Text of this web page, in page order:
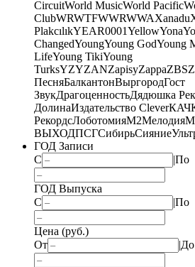
CircuitWorld MusicWorld Pacific
ClubWRWTFWWRWWAXanadu
PlakcılıkYEAR0001YellowYona
ChangedYoungYoung GodYoung
LifeYoung TikiYoung
TurksYZYZANZapisyZappaZBS
ПесняБалкантонВыргородГост
ЗвукДрагоценностьДядюшка
ДолинаИздательство CleverКАЧ
РекордсЛоботомияМ2Мелодия
ВЫХОДПСГСибирьСияние
ГОД Записи
С
|По
ГОД Выпуска
С
|По
Цена (руб.)
От
|До